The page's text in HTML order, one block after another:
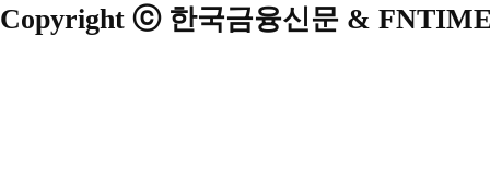
Copyright ⓒ 한국금융신문 &